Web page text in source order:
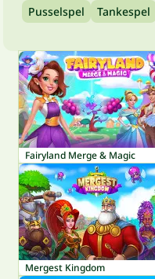
Pusselspel
Tankespel
Fairyland Merge & Magic
Mergest Kingdom